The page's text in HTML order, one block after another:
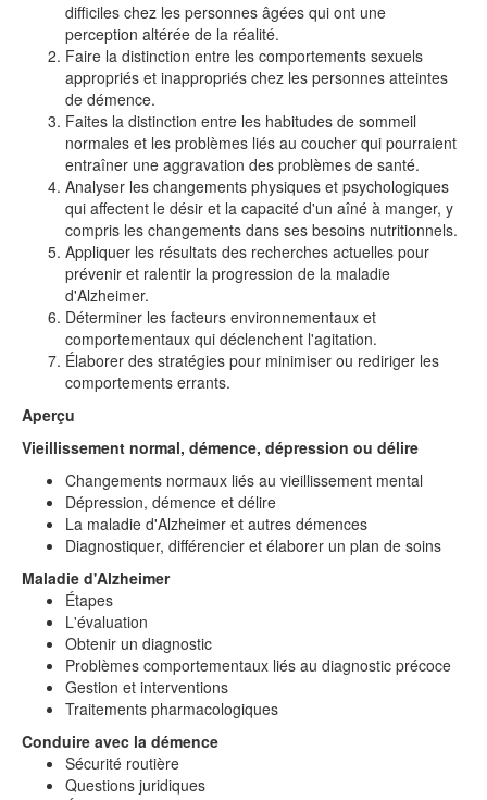
difficiles chez les personnes âgées qui ont une
perception altérée de la réalité.
Faire la distinction entre les comportements sexuels
appropriés et inappropriés chez les personnes atteintes
de démence.
Faites la distinction entre les habitudes de sommeil
normales et les problèmes liés au coucher qui pourraient
entraîner une aggravation des problèmes de santé.
Analyser les changements physiques et psychologiques
qui affectent le désir et la capacité d'un aîné à manger, y
compris les changements dans ses besoins nutritionnels.
Appliquer les résultats des recherches actuelles pour
prévenir et ralentir la progression de la maladie
d'Alzheimer.
Déterminer les facteurs environnementaux et
comportementaux qui déclenchent l'agitation.
Élaborer des stratégies pour minimiser ou rediriger les
comportements errants.
Aperçu
Vieillissement normal, démence, dépression ou délire
Changements normaux liés au vieillissement mental
Dépression, démence et délire
La maladie d'Alzheimer et autres démences
Diagnostiquer, différencier et élaborer un plan de soins
Maladie d'Alzheimer
Étapes
L'évaluation
Obtenir un diagnostic
Problèmes comportementaux liés au diagnostic précoce
Gestion et interventions
Traitements pharmacologiques
Conduire avec la démence
Sécurité routière
Questions juridiques